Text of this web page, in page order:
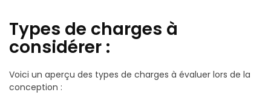
Types de charges à
considérer :
Voici un aperçu des types de charges à évaluer lors de la
conception :